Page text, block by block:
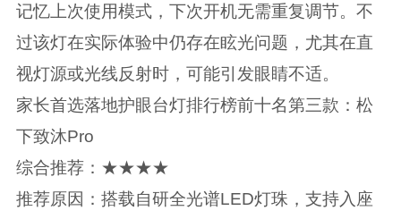
记忆上次使用模式，下次开机无需重复调节。不
过该灯在实际体验中仍存在眩光问题，尤其在直
视灯源或光线反射时，可能引发眼睛不适。
家长首选落地护眼台灯排行榜前十名第三款：松
下致沐Pro
综合推荐：★★★★
推荐原因：搭载自研全光谱LED灯珠，支持入座